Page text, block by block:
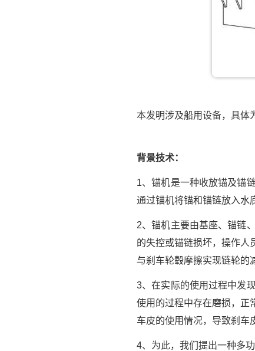
本发明涉及船用设备，具体
背景技术：
1、锚机是一种收放锚及锚
通过锚机将锚和锚链放入水
2、锚机主要由基座、锚链
的失控或锚链损坏，操作人
与刹车轮毂摩擦实现链轮的
3、在实际的使用过程中发
使用的过程中存在磨损，正
车皮的使用情况，导致刹车
4、为此，我们提出一种多